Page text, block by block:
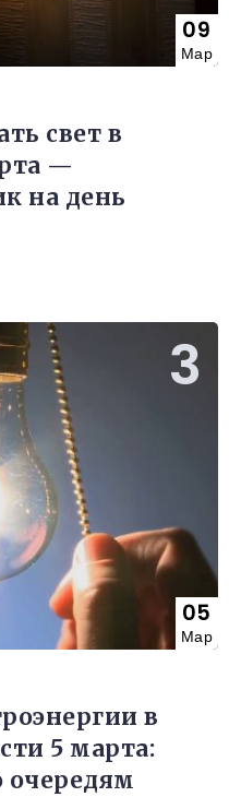
09
Мар
свет в
—
на день
05
Мар
в
5 марта: